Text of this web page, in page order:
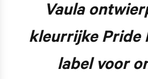
Vaula
kleurrijke Pride
label voor